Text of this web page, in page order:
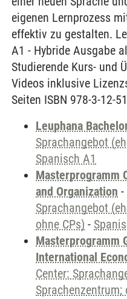
eigenen Lernprozess
effektiv zu gestalten.
A1 - Hybride Ausgabe
Studierende Kurs- und
Videos inklusive
Seiten ISBN 978-3-12-
Leuphana
Sprachangebot
Spanisch A1
Masterprogramm
and Organization -
Sprachangebot
ohne CPs) -
Masterprogramm
International
Center:
Sprachenzentrum;